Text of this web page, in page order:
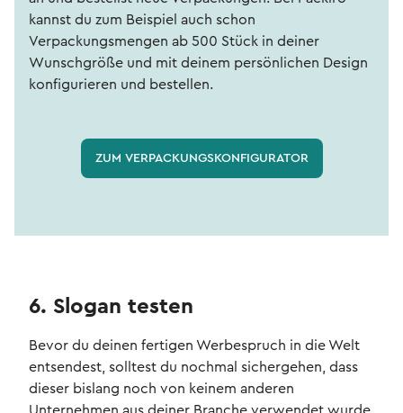
kannst du zum Beispiel auch schon
Verpackungsmengen ab 500 Stück in deiner
Wunschgröße und mit deinem persönlichen Design
konfigurieren und bestellen.
ZUM VERPACKUNGSKONFIGURATOR
6. Slogan testen
Bevor du deinen fertigen Werbespruch in die Welt
entsendest, solltest du nochmal sichergehen, dass
dieser bislang noch von keinem anderen